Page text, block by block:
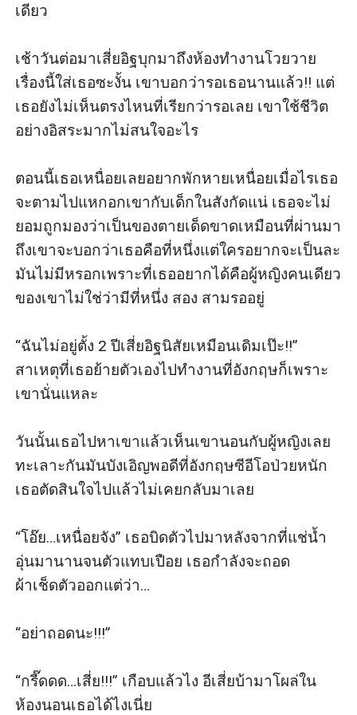
เดียว
เช้าวันต่อมาเสี่ยอิฐบุกมาถึงห้องทำงานโวยวาย
เรื่องนี้ใส่เธอซะงั้น เขาบอกว่ารอเธอนานแล้ว!! แต่
เธอยังไม่เห็นตรงไหนที่เรียกว่ารอเลย เขาใช้ชีวิต
อย่างอิสระมากไม่สนใจอะไร
ตอนนี้เธอเหนื่อยเลยอยากพักหายเหนื่อยเมื่อไรเธอ
จะตามไปแหกอกเขากับเด็กในสังกัดแน่ เธอจะไม่
ยอมถูกมองว่าเป็นของตายเด็ดขาดเหมือนที่ผ่านมา
ถึงเขาจะบอกว่าเธอคือที่หนึ่งแต่ใครอยากจะเป็นละ
มันไม่มีหรอกเพราะที่เธออยากได้คือผู้หญิงคนเดียว
ของเขาไม่ใช่ว่ามีที่หนึ่ง สอง สามรออยู่
“ฉันไม่อยู่ตั้ง 2 ปีเสี่ยอิฐนิสัยเหมือนเดิมเป๊ะ!!”
สาเหตุที่เธอย้ายตัวเองไปทำงานที่อังกฤษก็เพราะ
เขานั่นแหละ
วันนั้นเธอไปหาเขาแล้วเห็นเขานอนกับผู้หญิงเลย
ทะเลาะกันมันบังเอิญพอดีที่อังกฤษซีอีโอป่วยหนัก
เธอตัดสินใจไปแล้วไม่เคยกลับมาเลย
“โอ๊ย…เหนื่อยจัง” เธอบิดตัวไปมาหลังจากที่แช่น้ำ
อุ่นมานานจนตัวแทบเปือย เธอกำลังจะถอด
ผ้าเช็ดตัวออกแต่ว่า…
“อย่าถอดนะ!!!”
“กรี๊ดดด…เสี่ย!!!” เกือบแล้วไง อีเสี่ยบ้ามาโผล่ใน
ห้องนอนเธอได้ไงเนี่ย